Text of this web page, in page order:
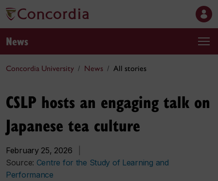
News
Concordia University News All stories
CSLP hosts an engaging talk on
Japanese tea culture
February 25, 2026
Source: Centre for the Study of Learning and
Performance